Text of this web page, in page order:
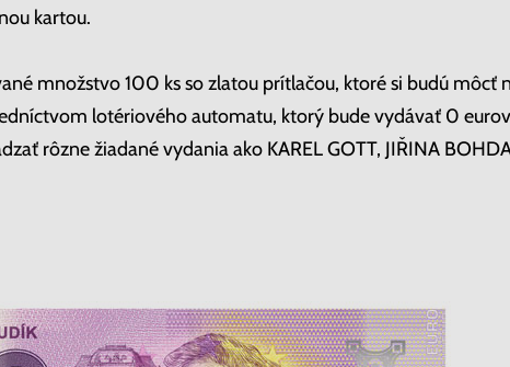
kartou.
množstvo 100 ks so zlatou prítlačou, ktoré si budú môcť
lotériového automatu, ktorý bude vydávať 0
rôzne žiadané vydania ako KAREL GOTT, JIŘINA